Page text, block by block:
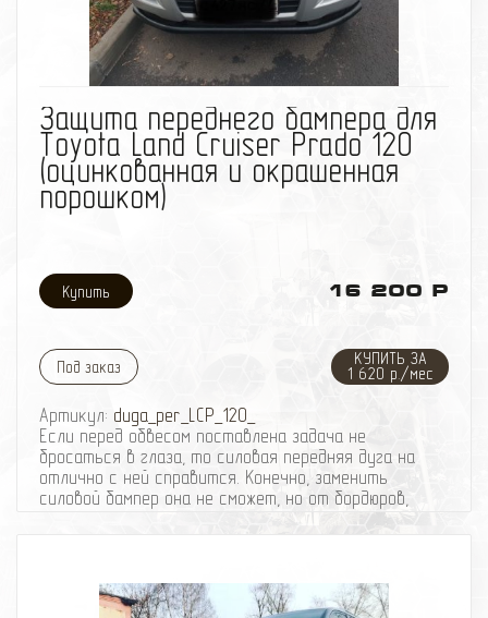
Защита переднего бампера для
Toyota Land Cruiser Prado 120
(оцинкованная и окрашенная
порошком)
16 200 Р
Под заказ
КУПИТЬ ЗА
1 620 р./мес
Артикул: duga_per_LCP_120_
Если перед обвесом поставлена задача не
бросаться в глаза, то силовая передняя дуга на
отлично с ней справится. Конечно, заменить
силовой бампер она не сможет, но от бордюров,
невысокого подлеска и прочих «незаметных» на
пути напастей, дуга убережёт.
проблем, возникающих на бездорожье и, в целом,
подготовить машину к экспедиции и эксплуатации